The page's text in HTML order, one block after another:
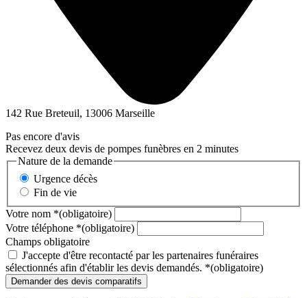
142 Rue Breteuil, 13006 Marseille
Pas encore d'avis
Recevez deux devis de pompes funèbres en 2 minutes
Nature de la demande
Urgence décès
Fin de vie
Votre nom *(obligatoire)
Votre téléphone *(obligatoire)
Champs obligatoire
J'accepte d'être recontacté par les partenaires funéraires
sélectionnés afin d'établir les devis demandés. *(obligatoire)